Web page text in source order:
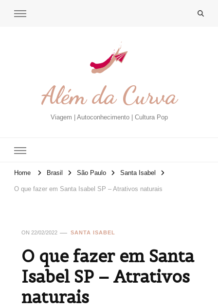
Além da Curva
Viagem | Autoconhecimento | Cultura Pop
Home Brasil São Paulo Santa Isabel
O que fazer em Santa Isabel SP – Atrativos naturais
ON 22/02/2022 SANTA ISABEL
O que fazer em Santa
Isabel SP – Atrativos
naturais